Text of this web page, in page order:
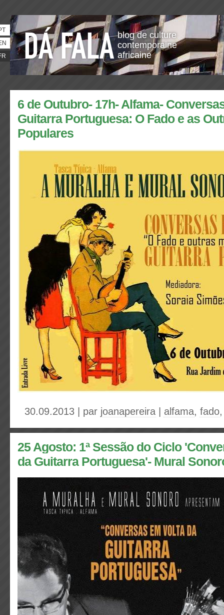
blog de culture
contemporaine
africaine
6 de Outubro- 17h- Alfama-
Guitarra Portuguesa: O Fado e as
Populares
30.09.2013 | par joanapereira alfama, fado
25 Agosto: 1ª Sessão do Ciclo
da Guitarra Portuguesa'- Mural